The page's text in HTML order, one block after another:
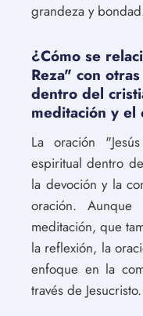
grandeza y
¿Cómo se
Reza" con
dentro del
meditación y el
La oración
espiritual dentro
la devoción y la
oración.
meditación, que
la reflexión, la
enfoque en la
través de Jesucristo.